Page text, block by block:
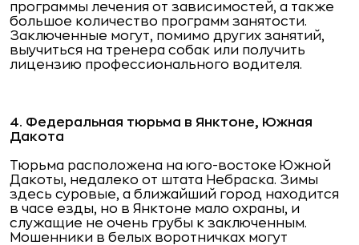
программы лечения от зависимостей, а также
большое количество программ занятости.
Заключенные могут, помимо других занятий,
выучиться на тренера собак или получить
лицензию профессионального водителя.
4. Федеральная тюрьма в Янктоне, Южная
Дакота
Тюрьма расположена на юго-востоке Южной
Дакоты, недалеко от штата Небраска. Зимы
здесь суровые, а ближайший город находится
в часе езды, но в Янктоне мало охраны, и
служащие не очень грубы к заключенным.
Мошенники в белых воротничках могут